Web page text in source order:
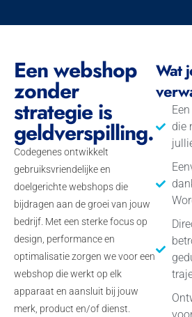
Een webshop
zonder
strategie is
geldverspilling.
Codegenes ontwikkelt
gebruiksvriendelijke en
doelgerichte webshops die
bijdragen aan de groei van jouw
bedrijf. Met een sterke focus op
design, performance en
optimalisatie zorgen we voor een
webshop die werkt op elk
apparaat en aansluit bij jouw
merk, product en/of dienst.
Wat
die